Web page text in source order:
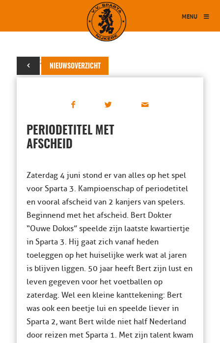
MENU
NIEUWSOVERZICHT
05 juni 2022
PERIODETITEL MET
AFSCHEID
Zaterdag 4 juni stond er van alles op het spel
voor Sparta 3. Kampioenschap of periodetitel
en vooral afscheid van 2 kanjers van spelers.
Beginnend met het afscheid. Bert Dokter
“Ouwe Dokxs” speelde zijn laatste kwartiertje
in Sparta 3. Hij gaat zich vanaf heden
toeleggen op het huiselijke werk wat al jaren
is blijven liggen. 50 jaar heeft Bert zijn lust en
leven gegeven voor het voetballen op
zaterdag. Wel een kleine kanttekening: Bert
was ook een beetje lui en speelde liever in
Sparta 2, want Bert wilde niet half Nederland
door reizen met Sparta 1. Met zijn talent kwam